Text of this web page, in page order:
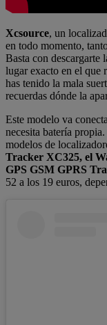
Xcsource, un
en todo momento,
Basta con descargarte
lugar exacto en el que
has tenido la mala
recuerdas dónde la
Este modelo va
necesita batería propia.
modelos de
Tracker XC325, el
GPS GSM GPRS
52 a los 19 euros,